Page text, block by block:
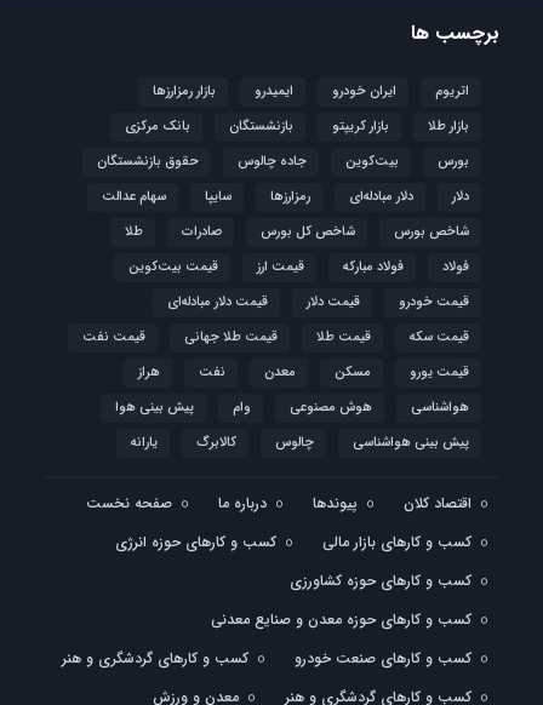
برچسب ها
اتریوم ایران خودرو ایمیدرو
بازار رمزارزها
بازار طلا
بازار کریپتو بازنشستگان
بانک مرکزی
بورس
بیت‌کوین جاده چالوس
حقوق بازنشستگان
دلار
دلار مبادله‌ای رمزارزها سایپا
سهام عدالت
شاخص بورس
شاخص کل بورس صادرات
طلا
فولاد
فولاد مبارکه قیمت ارز
قیمت بیت‌کوین
قیمت خودرو
قیمت دلار
قیمت دلار مبادله‌ای
قیمت سکه
قیمت طلا قیمت طلا جهانی
قیمت نفت
قیمت یورو
مسکن معدن نفت
هراز
هواشناسی
هوش مصنوعی وام
پیش بینی هوا
پیش بینی هواشناسی
چالوس کالابرگ یارانه
اقتصاد کلان پیوندها درباره ما
صفحه نخست
کسب و کارهای بازار مالی
کسب و کارهای حوزه انرژی
کسب و کارهای حوزه کشاورزی
کسب و کارهای حوزه معدن و صنایع معدنی
کسب و کارهای صنعت خودرو
کسب و کارهای گردشگری و هنر
کسب و کارهای گردشگری و هنر
معدن و ورزش